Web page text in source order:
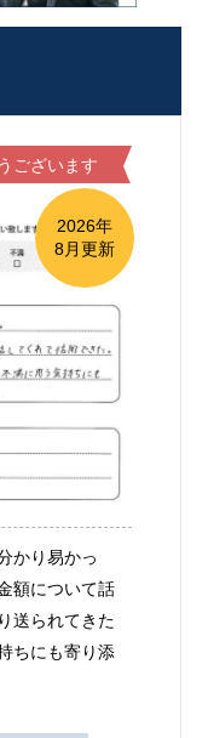
ございます
2026年
8月更新
かり易かっ
額について話
送られてきた
ちにも寄り添